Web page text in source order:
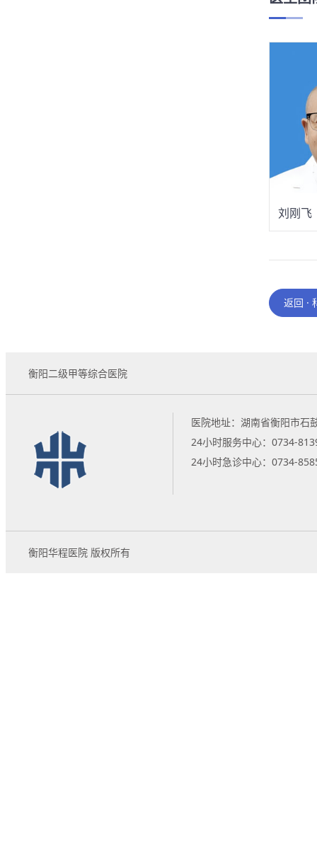
刘刚飞
返回 ·
衡阳二级甲等综合医院
医院地址：湖南省衡阳市石
24小时服务中心：0734-
24小时急诊中心：0734-
衡阳华程医院 版权所有